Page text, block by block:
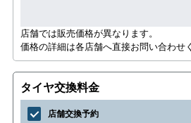
店舗では販売価格が異なります。
価格の詳細は各店舗へ直接お問い合わせ
タイヤ交換料金
店舗交換予約